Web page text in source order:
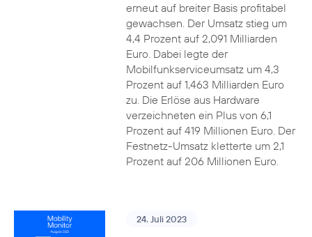
erneut auf breiter Basis profitabel
gewachsen. Der Umsatz stieg um
4,4 Prozent auf 2,091 Milliarden
Euro. Dabei legte der
Mobilfunkserviceumsatz um 4,3
Prozent auf 1,463 Milliarden Euro
zu. Die Erlöse aus Hardware
verzeichneten ein Plus von 6,1
Prozent auf 419 Millionen Euro. Der
Festnetz-Umsatz kletterte um 2,1
Prozent auf 206 Millionen Euro.
24. Juli 2023